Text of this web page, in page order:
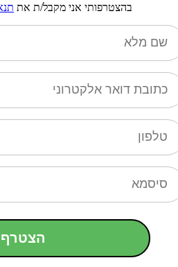
בהצטרפותי אני מקבל/ת את
הצטרף